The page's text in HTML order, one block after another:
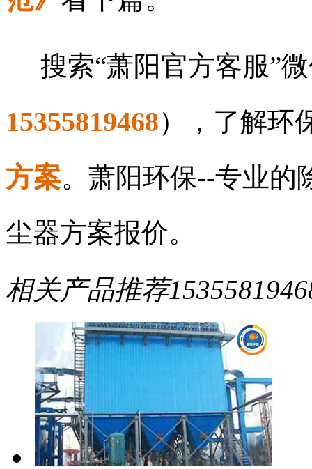
搜索“萧阳官方客服”
15355819468），了解环
方案。萧阳环保--专业的
尘器方案报价。
相关产品推荐